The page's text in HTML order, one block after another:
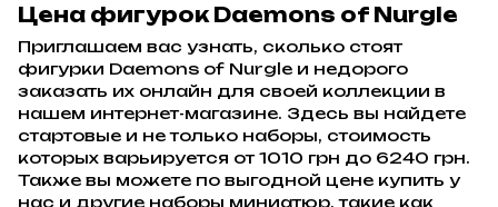
Цена фигурок Daemons of Nurgle
Приглашаем вас узнать, сколько стоят
фигурки Daemons of Nurgle и недорого
заказать их онлайн для своей коллекции в
нашем интернет-магазине. Здесь вы найдете
стартовые и не только наборы, стоимость
которых варьируется от 1010 грн до 6240 грн.
Также вы можете по выгодной цене купить у
нас и другие наборы миниатюр, такие как